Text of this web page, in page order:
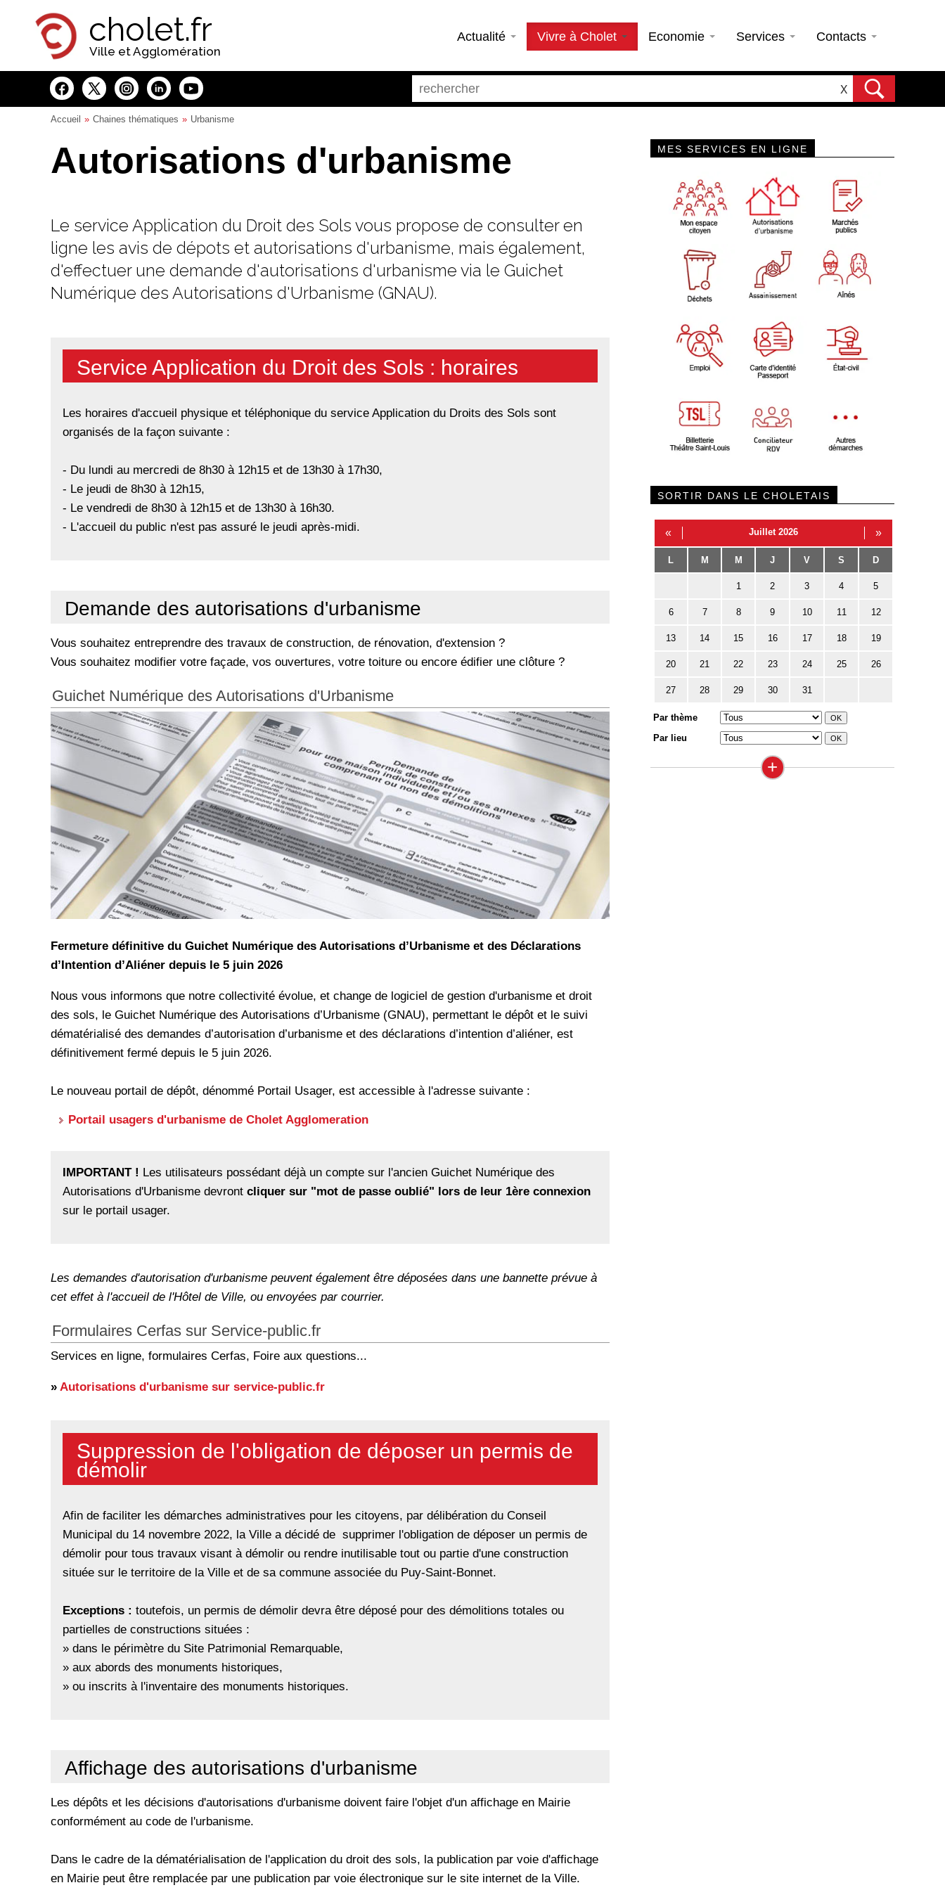
cholet.fr
Ville et Agglomération
Actualité Vivre à Cholet Economie Services Contacts
X
Accueil Chaines thématiques Urbanisme
Autorisations d'urbanisme
Le service Application du Droit des Sols vous propose de consulter en
ligne les avis de dépots et autorisations d'urbanisme, mais également,
d'effectuer une demande d'autorisations d'urbanisme via le Guichet
Numérique des Autorisations d'Urbanisme (GNAU).
Service Application du Droit des Sols : horaires
Les horaires d'accueil physique et téléphonique du service Application du Droits des Sols sont
organisés de la façon suivante :
- Du lundi au mercredi de 8h30 à 12h15 et de 13h30 à 17h30,
- Le jeudi de 8h30 à 12h15,
- Le vendredi de 8h30 à 12h15 et de 13h30 à 16h30.
- L'accueil du public n'est pas assuré le jeudi après-midi.
Demande des autorisations d'urbanisme
Vous souhaitez entreprendre des travaux de construction, de rénovation, d'extension ?
Vous souhaitez modifier votre façade, vos ouvertures, votre toiture ou encore édifier une clôture ?
Guichet Numérique des Autorisations d'Urbanisme
Fermeture définitive du Guichet Numérique des Autorisations d’Urbanisme et des Déclarations
d’Intention d’Aliéner depuis le 5 juin 2026
Nous vous informons que notre collectivité évolue, et change de logiciel de gestion d'urbanisme et droit
des sols, le Guichet Numérique des Autorisations d’Urbanisme (GNAU), permettant le dépôt et le suivi
dématérialisé des demandes d’autorisation d’urbanisme et des déclarations d’intention d’aliéner, est
définitivement fermé depuis le 5 juin 2026.
Le nouveau portail de dépôt, dénommé Portail Usager, est accessible à l'adresse suivante :
Portail usagers d'urbanisme de Cholet Agglomeration
IMPORTANT ! Les utilisateurs possédant déjà un compte sur l'ancien Guichet Numérique des
Autorisations d'Urbanisme devrontcliquer sur "mot de passe oublié" lors de leur 1ère connexion
sur le portail usager.
Les demandes d'autorisation d'urbanisme peuvent également être déposées dans une bannette prévue à
cet effet à l'accueil de l'Hôtel de Ville, ou envoyées par courrier.
Formulaires Cerfas sur Service-public.fr
Services en ligne, formulaires Cerfas, Foire aux questions...
» Autorisations d'urbanisme sur service-public.fr
Suppression de l'obligation de déposer un permis de
démolir
Afin de faciliter les démarches administratives pour les citoyens, par délibération du Conseil
Municipal du 14 novembre 2022, la Ville a décidé de supprimer l'obligation de déposer un permis de
démolir pour tous travaux visant à démolir ou rendre inutilisable tout ou partie d'une construction
située sur le territoire de la Ville et de sa commune associée du Puy-Saint-Bonnet.
Exceptions :toutefois, un permis de démolir devra être déposé pour des démolitions totales ou
partielles de constructions situées :
» dans le périmètre du Site Patrimonial Remarquable,
» aux abords des monuments historiques,
» ou inscrits à l'inventaire des monuments historiques.
Affichage des autorisations d'urbanisme
Les dépôts et les décisions d'autorisations d'urbanisme doivent faire l'objet d'un affichage en Mairie
conformément au code de l'urbanisme.
Dans le cadre de la dématérialisation de l'application du droit des sols, la publication par voie d'affichage
en Mairie peut être remplacée par une publication par voie électronique sur le site internet de la Ville.
MES SERVICES EN LIGNE
SORTIR DANS LE CHOLETAIS
« Juillet 2026 »
L M M J V S D
1 2 3 4 5
6 7 8 9 10 11 12
13 14 15 16 17 18 19
20 21 22 23 24 25 26
27 28 29 30 31
Par thème
Par lieu
+